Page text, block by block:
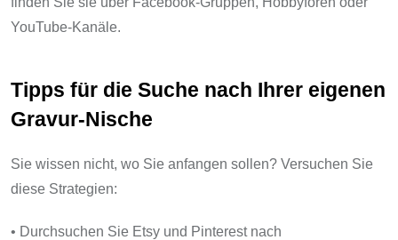
YouTube-Kanäle.
Tipps für die Suche nach Ihrer eigenen
Gravur-Nische
Sie wissen nicht, wo Sie anfangen sollen? Versuchen Sie
diese Strategien:
• Durchsuchen Sie Etsy und Pinterest nach